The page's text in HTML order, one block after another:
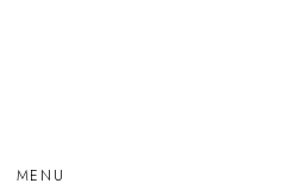
MENU